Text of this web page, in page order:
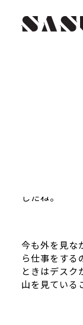
したね。
今も外を見な
ら仕事をする
ときはデスク
山を見ている